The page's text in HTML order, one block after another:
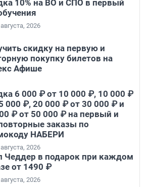
10% на ВО и СПО в первый
2026
скидку на первую и
покупку билетов на
Афише
6 000 ₽ от 10 000 ₽, 10 000 ₽
000 ₽, 20 000 ₽ от 30 000 ₽ и
₽ от 50 000 ₽ на первый и
заказы по
НАБЕРИ
2026
Чеддер в подарок при каждом
от 1490 ₽
2026